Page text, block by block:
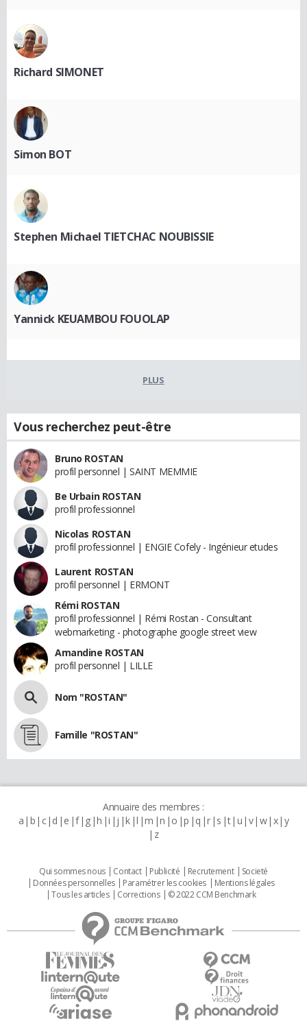
Richard SIMONET
Simon BOT
Stephen Michael TIETCHAC NOUBISSIE
Yannick KEUAMBOU FOUOLAP
PLUS
Vous recherchez peut-être
Bruno ROSTAN
profil personnel | SAINT MEMMIE
Be Urbain ROSTAN
profil professionnel
Nicolas ROSTAN
profil professionnel | ENGIE Cofely - Ingénieur etudes
Laurent ROSTAN
profil personnel | ERMONT
Rémi ROSTAN
profil professionnel | Rémi Rostan - Consultant
webmarketing - photographe google street view
Amandine ROSTAN
profil personnel | LILLE
Nom "ROSTAN"
Famille "ROSTAN"
Annuaire des membres :
a b c d e f g h i j k l m n o p q r s t u v w x y
z
Qui sommes nous Contact Publicité Recrutement
Societé
Données personnelles
Paramétrer les cookies
Mentions légales
Tous les articles
Corrections © 2022 CCM Benchmark